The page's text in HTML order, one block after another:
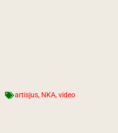
artisjus, NKA,video